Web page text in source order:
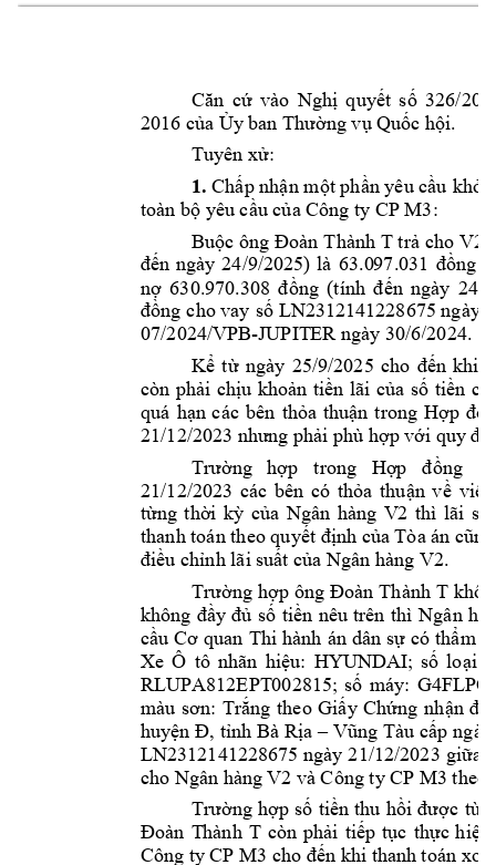
Căn cứ vào Nghị quyết số 326/
2016 của Ủy ban Thường vụ Quốc hội.
Tuyên xử:
1. Chấp nhận một phần yêu cầu khởi
toàn bộ yêu cầu của Công ty CP M3:
Buộc ông Đoàn Thành T trả cho V2
đến ngày 24/9/2025) là 63.097.031 đồng
nợ 630.970.308 đồng (tính đến ngày 24/
đồng cho vay số LN2312141228675 ngày 2
07/2024/VPB-JUPITER ngày 30/6/2024.
Kể từ ngày 25/9/2025 cho đến khi
còn phải chịu khoản tiền lãi của số tiền c
quá hạn các bên thỏa thuận trong Hợp
21/12/2023 nhưng phải phù hợp với quy
Trường hợp trong Hợp đồng
21/12/2023 các bên có thỏa thuận về
từng thời kỳ của Ngân hàng V2 thì lãi
thanh toán theo quyết định của Tòa án
điều chỉnh lãi suất của Ngân hàng V2.
Trường hợp ông Đoàn Thành T
không đầy đủ số tiền nêu trên thì Ngân
cầu Cơ quan Thi hành án dân sự có thẩm
Xe Ô tô nhãn hiệu: HYUNDAI; số loại:
RLUPA812EPT002815; số máy:
màu sơn: Trắng theo Giấy Chứng nhận
huyện Đ, tỉnh Bà Rịa – Vũng Tàu cấp
LN2312141228675 ngày 21/12/2023 giữa
cho Ngân hàng V2 và Công ty CP M3 theo
Trường hợp số tiền thu hồi được từ
Đoàn Thành T còn phải tiếp tục thực hiện
Công ty CP M3 cho đến khi thanh toán xon